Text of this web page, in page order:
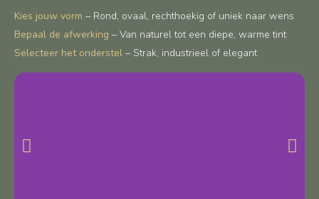
Kies jouw vorm – Rond, ovaal, rechthoekig of uniek naar wens
Bepaal de afwerking – Van naturel tot een diepe, warme tint
Selecteer het onderstel – Strak, industrieel of elegant